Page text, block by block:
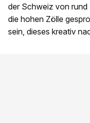
der Schweiz von rund
die hohen Zölle
sein, dieses kreativ